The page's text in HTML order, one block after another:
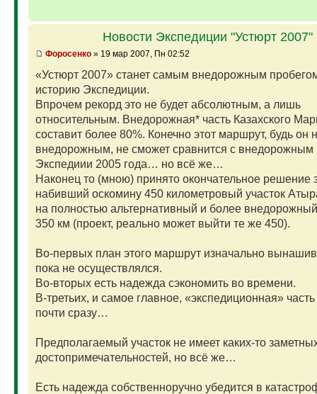
Новости Экспедиции "Устюрт 2007"
Фopoceнкo» 19 мар 2007, Пн 02:52
«Устюрт 2007» станет самым внедорожным
историю Экспедиции.
Впрочем рекорд это не будет абсолютным, а лишь
относительным. Внедорожная* часть Казахского
составит более 80%. Конечно этот маршрут, будь он
внедорожным, не сможет сравнится с внедорожным
Экспедиии 2005 года… но всё же…
Наконец то (мною) принято окончательное решение
набивший оскомину 450 километровый участок
на полностью альтернативный и более
350 км (проект, реально может выйти те же 450).
Во-первых план этого маршрут изначально
пока не осуществлялся.
Во-вторых есть надежда сэкономить во времени.
В-третьих, и самое главное, «экспедиционная»
почти сразу…
Предполагаемый участок не имеет каких-то
достопримечательностей, но всё же…
Есть надежда собственноручно убедится в